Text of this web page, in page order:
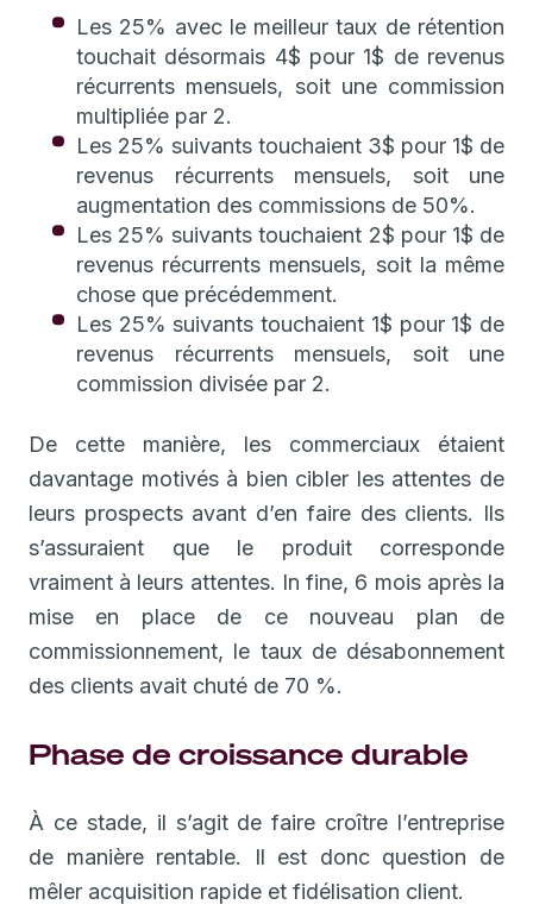
Les 25% avec le meilleur taux de rétention
touchait désormais 4$ pour 1$ de revenus
récurrents mensuels, soit une commission
multipliée par 2.
Les 25% suivants touchaient 3$ pour 1$ de
revenus récurrents mensuels, soit une
augmentation des commissions de 50%.
Les 25% suivants touchaient 2$ pour 1$ de
revenus récurrents mensuels, soit la même
chose que précédemment.
Les 25% suivants touchaient 1$ pour 1$ de
revenus récurrents mensuels, soit une
commission divisée par 2.
De cette manière, les commerciaux étaient
davantage motivés à bien cibler les attentes de
leurs prospects avant d’en faire des clients. Ils
s’assuraient que le produit corresponde
vraiment à leurs attentes. In fine, 6 mois après la
mise en place de ce nouveau plan de
commissionnement, le taux de désabonnement
des clients avait chuté de 70 %.
Phase de croissance durable
À ce stade, il s’agit de faire croître l’entreprise
de manière rentable. Il est donc question de
mêler acquisition rapide et fidélisation client.